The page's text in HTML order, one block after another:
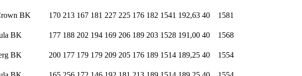
BK 170 213 167 181 227 225 176 182 1541 192,63 40 1581
BK 177 188 202 194 169 206 189 203 1528 191,00 40 1568
BK 200 177 179 179 209 205 176 189 1514 189,25 40 1554